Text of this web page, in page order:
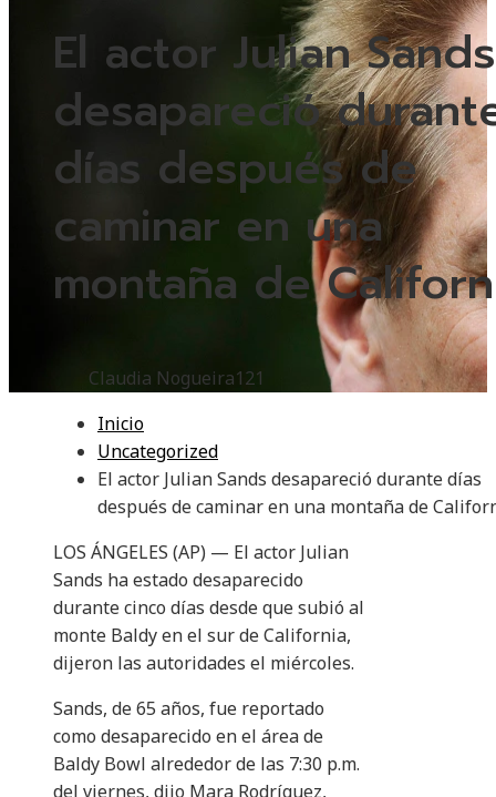
El actor Julian Sands
desapareció
días después de
caminar en una
montaña de
Claudia Nogueira121
Inicio
Uncategorized
El actor Julian Sands desapareció durante días
después de caminar en una montaña de
LOS ÁNGELES (AP) — El actor Julian
Sands ha estado desaparecido
durante cinco días desde que subió al
monte Baldy en el sur de California,
dijeron las autoridades el miércoles.
Sands, de 65 años, fue reportado
como desaparecido en el área de
Baldy Bowl alrededor de las 7:30 p.m.
del viernes, dijo Mara Rodríguez,